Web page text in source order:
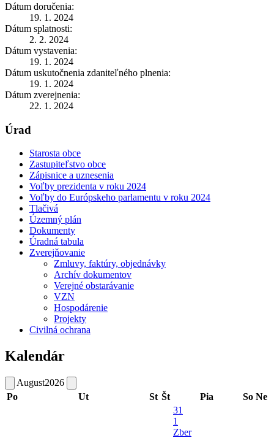
Dátum doručenia:
19. 1. 2024
Dátum splatnosti:
2. 2. 2024
Dátum vystavenia:
19. 1. 2024
Dátum uskutočnenia zdaniteľného plnenia:
19. 1. 2024
Dátum zverejnenia:
22. 1. 2024
Úrad
Starosta obce
Zastupiteľstvo obce
Zápisnice a uznesenia
Voľby prezidenta v roku 2024
Voľby do Európskeho parlamentu v roku 2024
Tlačivá
Územný plán
Dokumenty
Úradná tabula
Zverejňovanie
Zmluvy, faktúry, objednávky
Archív dokumentov
Verejné obstarávanie
VZN
Hospodárenie
Projekty
Civilná ochrana
Kalendár
August2026
Po
Ut St Št Pia So Ne
31
1
Zber